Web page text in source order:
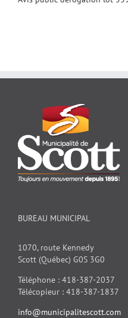
BUREAU MUNICIPAL
1070, route Kennedy
Scott (Québec) G0S 3G0
Téléphone : 418-387-2037
Télécopieur : 418-387-1837
info@municipalitescott.com